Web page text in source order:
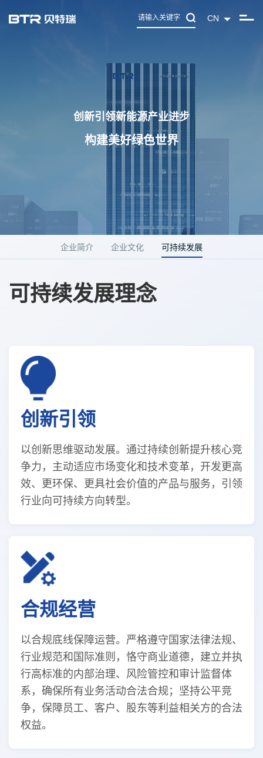
CN
创新引领新能源产业进步
构建美好绿色世界
企业简介 企业文化 可持续发展
可持续发展理念
创新引领
以创新思维驱动发展。通过持续创新提升核心竞
争力，主动适应市场变化和技术变革，开发更高
效、更环保、更具社会价值的产品与服务，引领
行业向可持续方向转型。
合规经营
以合规底线保障运营。严格遵守国家法律法规、
行业规范和国际准则，恪守商业道德，建立并执
行高标准的内部治理、风险管控和审计监督体
系，确保所有业务活动合法合规；坚持公平竞
争，保障员工、客户、股东等利益相关方的合法
权益。